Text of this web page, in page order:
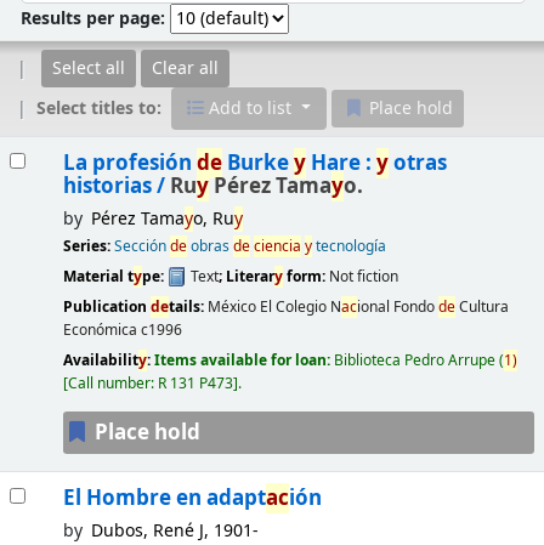
Results per page:
Select all
Clear all
Select titles to:
Add to list Place hold
La profesión deBurkeyHare : yotras
historias / RuyPérez Tamayo.
by Pérez Tamayo, Ruy
Series:Seccióndeobrasdeciencia ytecnología
Material type: Text; Literaryform: Not fiction
Publication details: México El Colegio Nacional FondodeCultura
Económica c1996
Availability:Items available for loan: Biblioteca Pedro Arrupe(1)
Call number: R 131 P473 .
Place hold
El Hombre en adaptación
by Dubos, René J, 1901-